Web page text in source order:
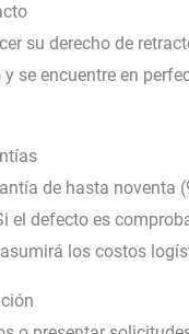
su derecho de
se encuentre en
de hasta noventa
el defecto es
los costos